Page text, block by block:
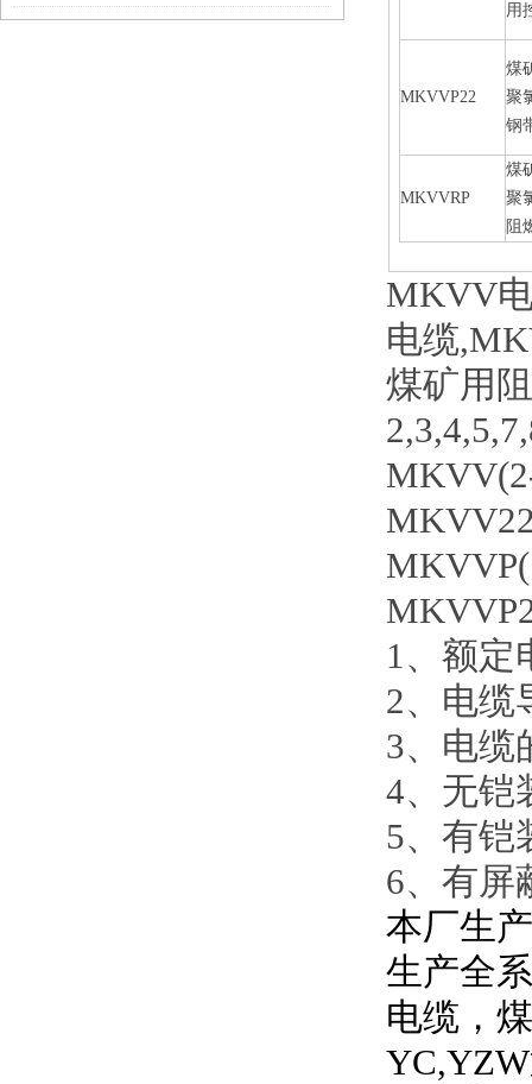
用
MKVVP22
煤
聚
钢
MKVVRP
煤
聚
阻
MKVV
电缆
煤矿用
1、额定
2、电缆
3、电缆
4、无铠
5、有铠
6、有屏
本厂生
生产全
电缆，
YC,YZW